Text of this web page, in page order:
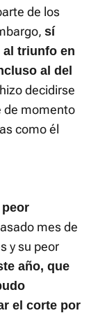
de los
sí
al triunfo en
al del
decidirse
de momento
como él
mes de
y su peor
año, que
el corte por